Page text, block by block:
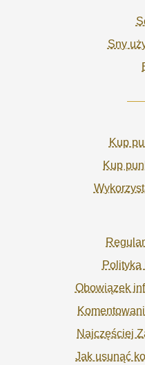
Sny
Kup
Kup
Polityka
Obowiązek
Najczęściej
Jak usunąć